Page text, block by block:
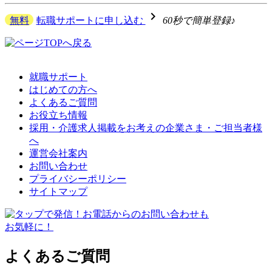
無料 転職サポートに申し込む navigate_next 60秒で簡単登録♪
就職サポート
はじめての方へ
よくあるご質問
お役立ち情報
採用・介護求人掲載をお考えの企業さま・ご担当者様
へ
運営会社案内
お問い合わせ
プライバシーポリシー
サイトマップ
よくあるご質問